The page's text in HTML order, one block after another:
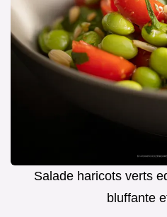
Salade haricots verts
bluffante